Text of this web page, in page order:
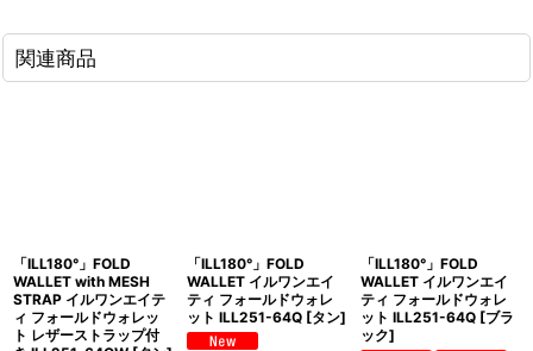
関連商品
「ILL180°」FOLD
WALLET with MESH
STRAP イルワンエイテ
ィ フォールドウォレッ
ト レザーストラップ付
「ILL180°」FOLD
WALLET イルワンエイ
ティ フォールドウォレ
ット ILL251-64Q [タン]
「ILL180°」FOLD
WALLET イルワンエイ
ティ フォールドウォレ
ット ILL251-64Q [ブラ
ック]